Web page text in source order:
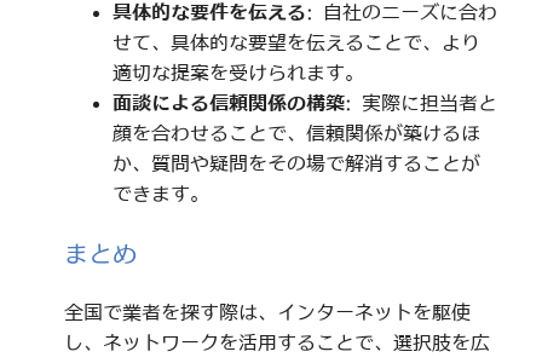
具体的な要件を伝える: 自社のニーズに合わ
せて、具体的な要望を伝えることで、より
適切な提案を受けられます。
面談による信頼関係の構築: 実際に担当者と
顔を合わせることで、信頼関係が築けるほ
か、質問や疑問をその場で解消することが
できます。
まとめ
全国で業者を探す際は、インターネットを駆使
し、ネットワークを活用することで、選択肢を広